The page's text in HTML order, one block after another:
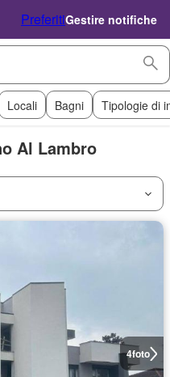
PreferitiGestire notifiche
Locali Bagni Tipologie di
Al Lambro
4foto